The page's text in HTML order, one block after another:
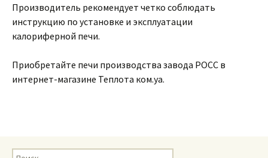
Производитель рекомендует четко соблюдать
инструкцию по установке и эксплуатации
калориферной печи.
Приобретайте печи производства завода РОСС в
интернет-магазине Теплота ком.уа.
Н